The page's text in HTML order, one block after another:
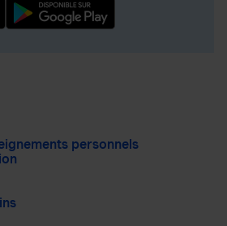
personnels